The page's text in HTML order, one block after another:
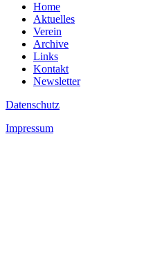
Home
Aktuelles
Verein
Archive
Links
Kontakt
Newsletter
Datenschutz
Impressum